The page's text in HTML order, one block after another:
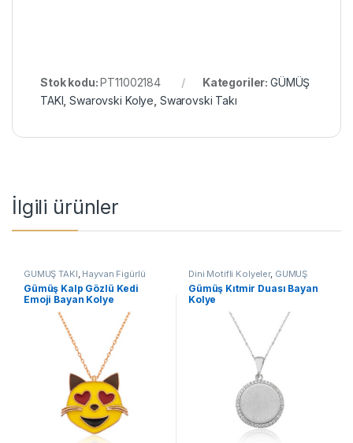
Stok kodu:PT11002184 Kategoriler: GÜMÜŞ
TAKI ,Swarovski Kolye Swarovski Takı
İlgili ürünler
GÜMÜŞ TAKI, Hayvan Figürlü
Kolyeler ,Kadın Kolyeleri, Kedili
Kolyeler,Kolye
Gümüş Kalp Gözlü Kedi
Emoji Bayan Kolye
Dini Motifli Kolyeler, GÜMÜŞ
TAKI Kadın Kolyeleri Kıtmir
Duası Kolyeler,Kolye
Gümüş Kıtmir Duası Bayan
Kolye